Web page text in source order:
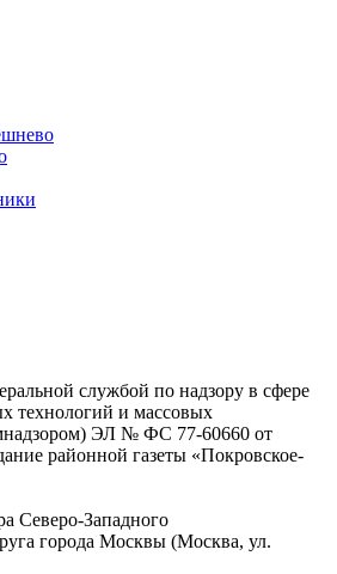
службой по надзору в сфере
технологий и массовых
ЭЛ № ФС 77-60660 от
районной газеты «Покровское-
Северо-Западного
города Москвы (Москва, ул.